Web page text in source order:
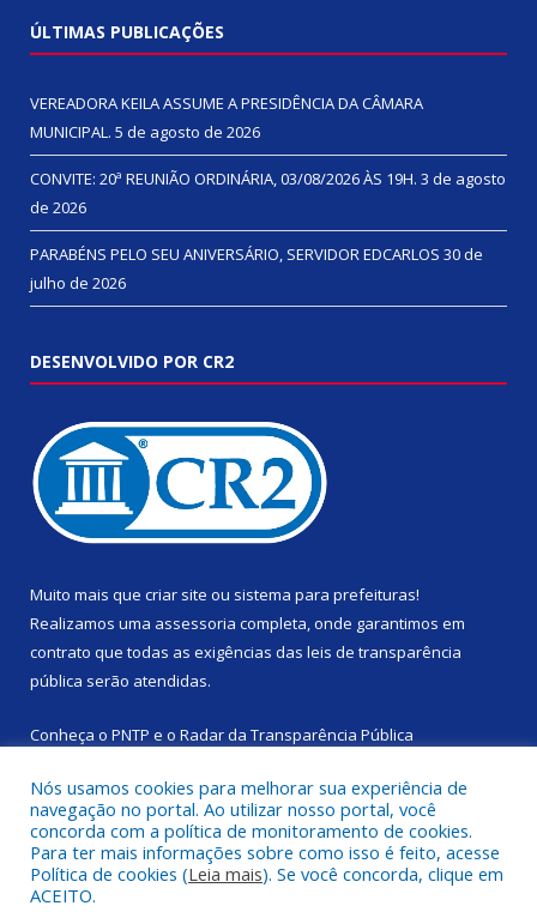
ÚLTIMAS PUBLICAÇÕES
VEREADORA KEILA ASSUME A PRESIDÊNCIA DA CÂMARA
MUNICIPAL. 5 de agosto de 2026
CONVITE: 20ª REUNIÃO ORDINÁRIA, 03/08/2026 ÀS 19H. 3 de agosto
de 2026
PARABÉNS PELO SEU ANIVERSÁRIO, SERVIDOR EDCARLOS 30 de
julho de 2026
DESENVOLVIDO POR CR2
Muito mais que criar site ou sistema para prefeituras!
Realizamos uma assessoria completa, onde garantimos em
contrato que todas as exigências das leis de transparência
pública serão atendidas.
Conheça o PNTP e o Radar da Transparência Pública
Todos os direitos reservados a Câmara Municipal de Rondon do
Pará.
Nós usamos cookies para melhorar sua experiência de
navegação no portal. Ao utilizar nosso portal, você
concorda com a política de monitoramento de cookies.
Para ter mais informações sobre como isso é feito, acesse
Política de cookies (Leia mais). Se você concorda, clique em
ACEITO.